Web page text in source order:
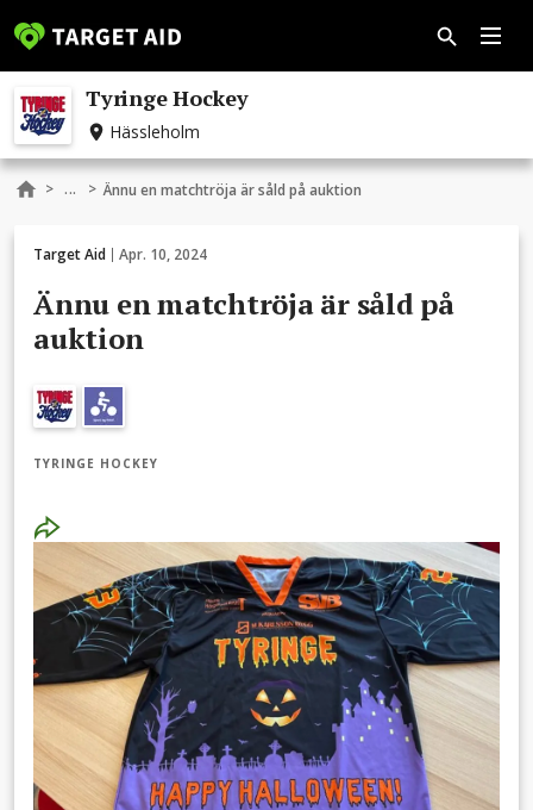
Tyringe Hockey
Hässleholm
> ... > Ännu en matchtröja är såld på auktion
Target Aid Apr. 10, 2024
Ännu en matchtröja är såld på
auktion
TYRINGE HOCKEY